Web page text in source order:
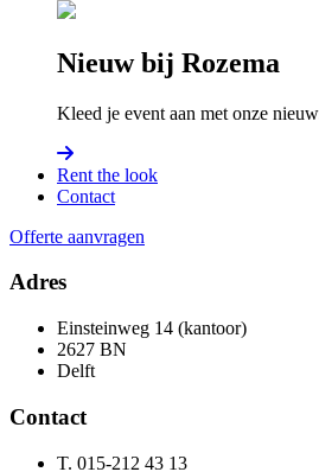
Nieuw bij Rozema
Kleed je event aan met onze
Rent the look
Contact
Offerte aanvragen
Adres
Einsteinweg 14 (kantoor)
2627 BN
Delft
Contact
T. 015-212 43 13